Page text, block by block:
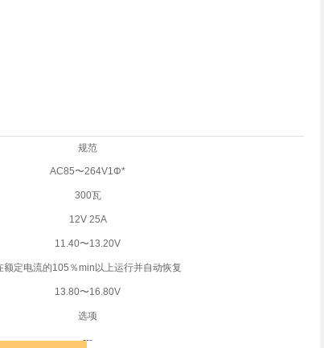
规范
AC85〜264V1Φ*
300瓦
12V 25A
11.40〜13.20V
额定电流的105％min以上运行并自动恢复
13.80〜16.80V
选项
---